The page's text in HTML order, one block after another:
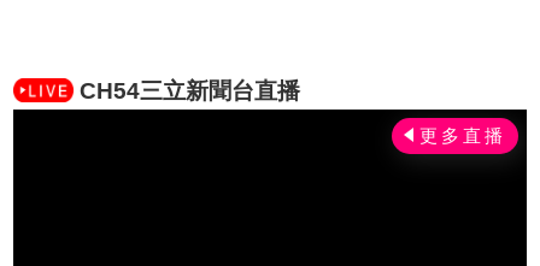
CH54三立新聞台直播